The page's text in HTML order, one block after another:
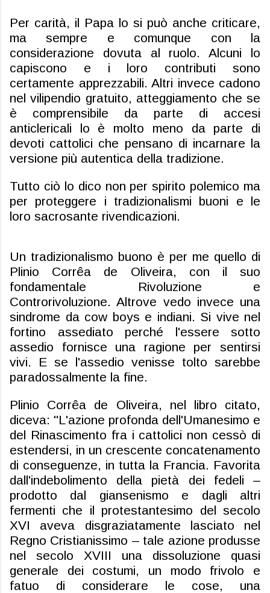
Per carità, il Papa lo si può anche criticare,
ma sempre e comunque con la
considerazione dovuta al ruolo. Alcuni lo
capiscono e i loro contributi sono
certamente apprezzabili. Altri invece cadono
nel vilipendio gratuito, atteggiamento che se
è comprensibile da parte di accesi
anticlericali lo è molto meno da parte di
devoti cattolici che pensano di incarnare la
versione più autentica della tradizione.
Tutto ciò lo dico non per spirito polemico ma
per proteggere i tradizionalismi buoni e le
loro sacrosante rivendicazioni.
Un tradizionalismo buono è per me quello di
Plinio Corrêa de Oliveira, con il suo
fondamentale Rivoluzione e
Controrivoluzione. Altrove vedo invece una
sindrome da cow boys e indiani. Si vive nel
fortino assediato perché l'essere sotto
assedio fornisce una ragione per sentirsi
vivi. E se l'assedio venisse tolto sarebbe
paradossalmente la fine.
Plinio Corrêa de Oliveira, nel libro citato,
diceva: "L'azione profonda dell'Umanesimo e
del Rinascimento fra i cattolici non cessò di
estendersi, in un crescente concatenamento
di conseguenze, in tutta la Francia. Favorita
dall'indebolimento della pietà dei fedeli –
prodotto dal giansenismo e dagli altri
fermenti che il protestantesimo del secolo
XVI aveva disgraziatamente lasciato nel
Regno Cristianissimo – tale azione produsse
nel secolo XVIII una dissoluzione quasi
generale dei costumi, un modo frivolo e
fatuo di considerare le cose, una